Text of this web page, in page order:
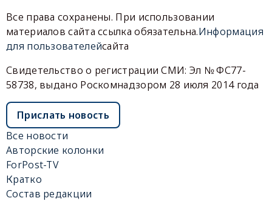
Все права сохранены. При использовании
материалов сайта ссылка обязательна.Информация
для пользователейсайта
Свидетельство о регистрации СМИ: Эл № ФС77-
58738, выдано Роскомнадзором 28 июля 2014 года
Прислать новость
Все новости
Авторские колонки
ForPost-TV
Кратко
Состав редакции